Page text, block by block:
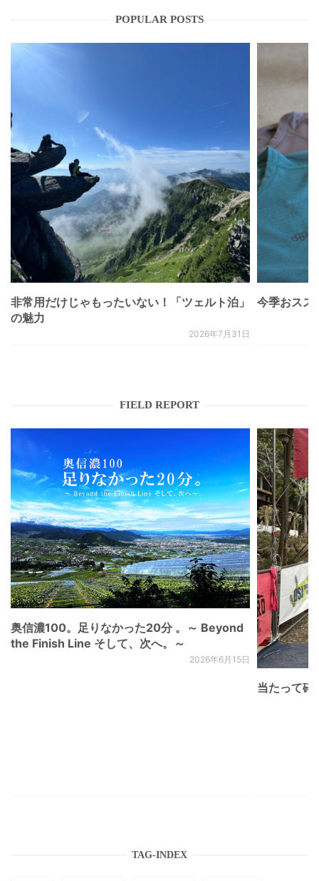
POPULAR POSTS
非常用だけじゃもったいない！「ツェルト泊」
の魅力
2026年7月31日
今季おスス
FIELD REPORT
奥信濃100。足りなかった20分 。～ Beyond
the Finish Line そして、次へ。～
2026年6月15日
当たって砕
TAG-INDEX